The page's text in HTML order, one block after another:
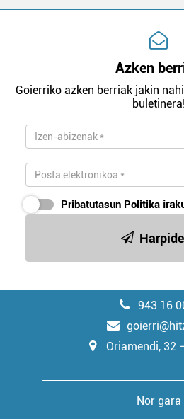
Azken
Goierriko azken berriak jakin
buletinera!
Pribatutasun Politika
943 16
Oriamendi, 32
Nor gara